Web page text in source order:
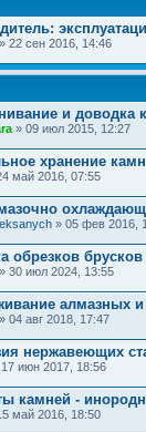
» 22 сен 2016, 14:46
и доводка
» 09 июл 2015, 12:27
хранение
май 2016, 07:55
» 05 фев 2016,
обрезков брусков
» 30 июл 2024, 13:55
алмазных
» 04 авг 2018, 17:47
нержавеющих
июн 2017, 18:56
камней -
май 2016, 18:50